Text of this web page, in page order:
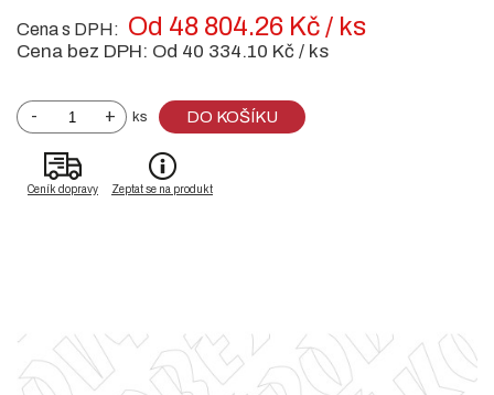
Cena s DPH: Od 48 804.26 Kč / ks
Cena bez DPH: Od 40 334.10 Kč / ks
- + ks DO KOŠÍKU
Ceník dopravy Zeptat se na produkt